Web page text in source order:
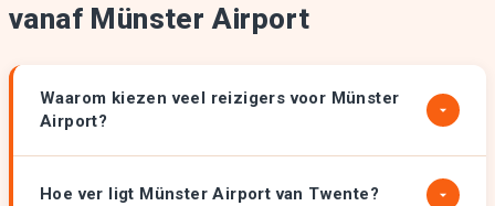
vanaf Münster Airport
Waarom kiezen veel reizigers voor Münster
Airport?
Hoe ver ligt Münster Airport van Twente?